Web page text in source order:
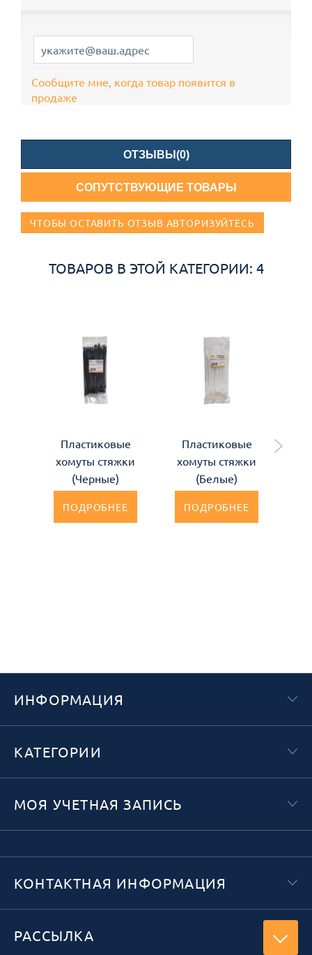
Сообщите мне, когда товар появится в
продаже
ОТЗЫВЫ(0)
СОПУТСТВУЮЩИЕ ТОВАРЫ
ЧТОБЫ ОСТАВИТЬ ОТЗЫВ АВТОРИЗУЙТЕСЬ
ТОВАРОВ В ЭТОЙ КАТЕГОРИИ: 4
Пластиковые
хомуты стяжки
(Черные)
ПОДРОБНЕЕ
Пластиковые
хомуты стяжки
(Белые)
ПОДРОБНЕЕ
ИНФОРМАЦИЯ
КАТЕГОРИИ
МОЯ УЧЕТНАЯ ЗАПИСЬ
КОНТАКТНАЯ ИНФОРМАЦИЯ
РАССЫЛКА